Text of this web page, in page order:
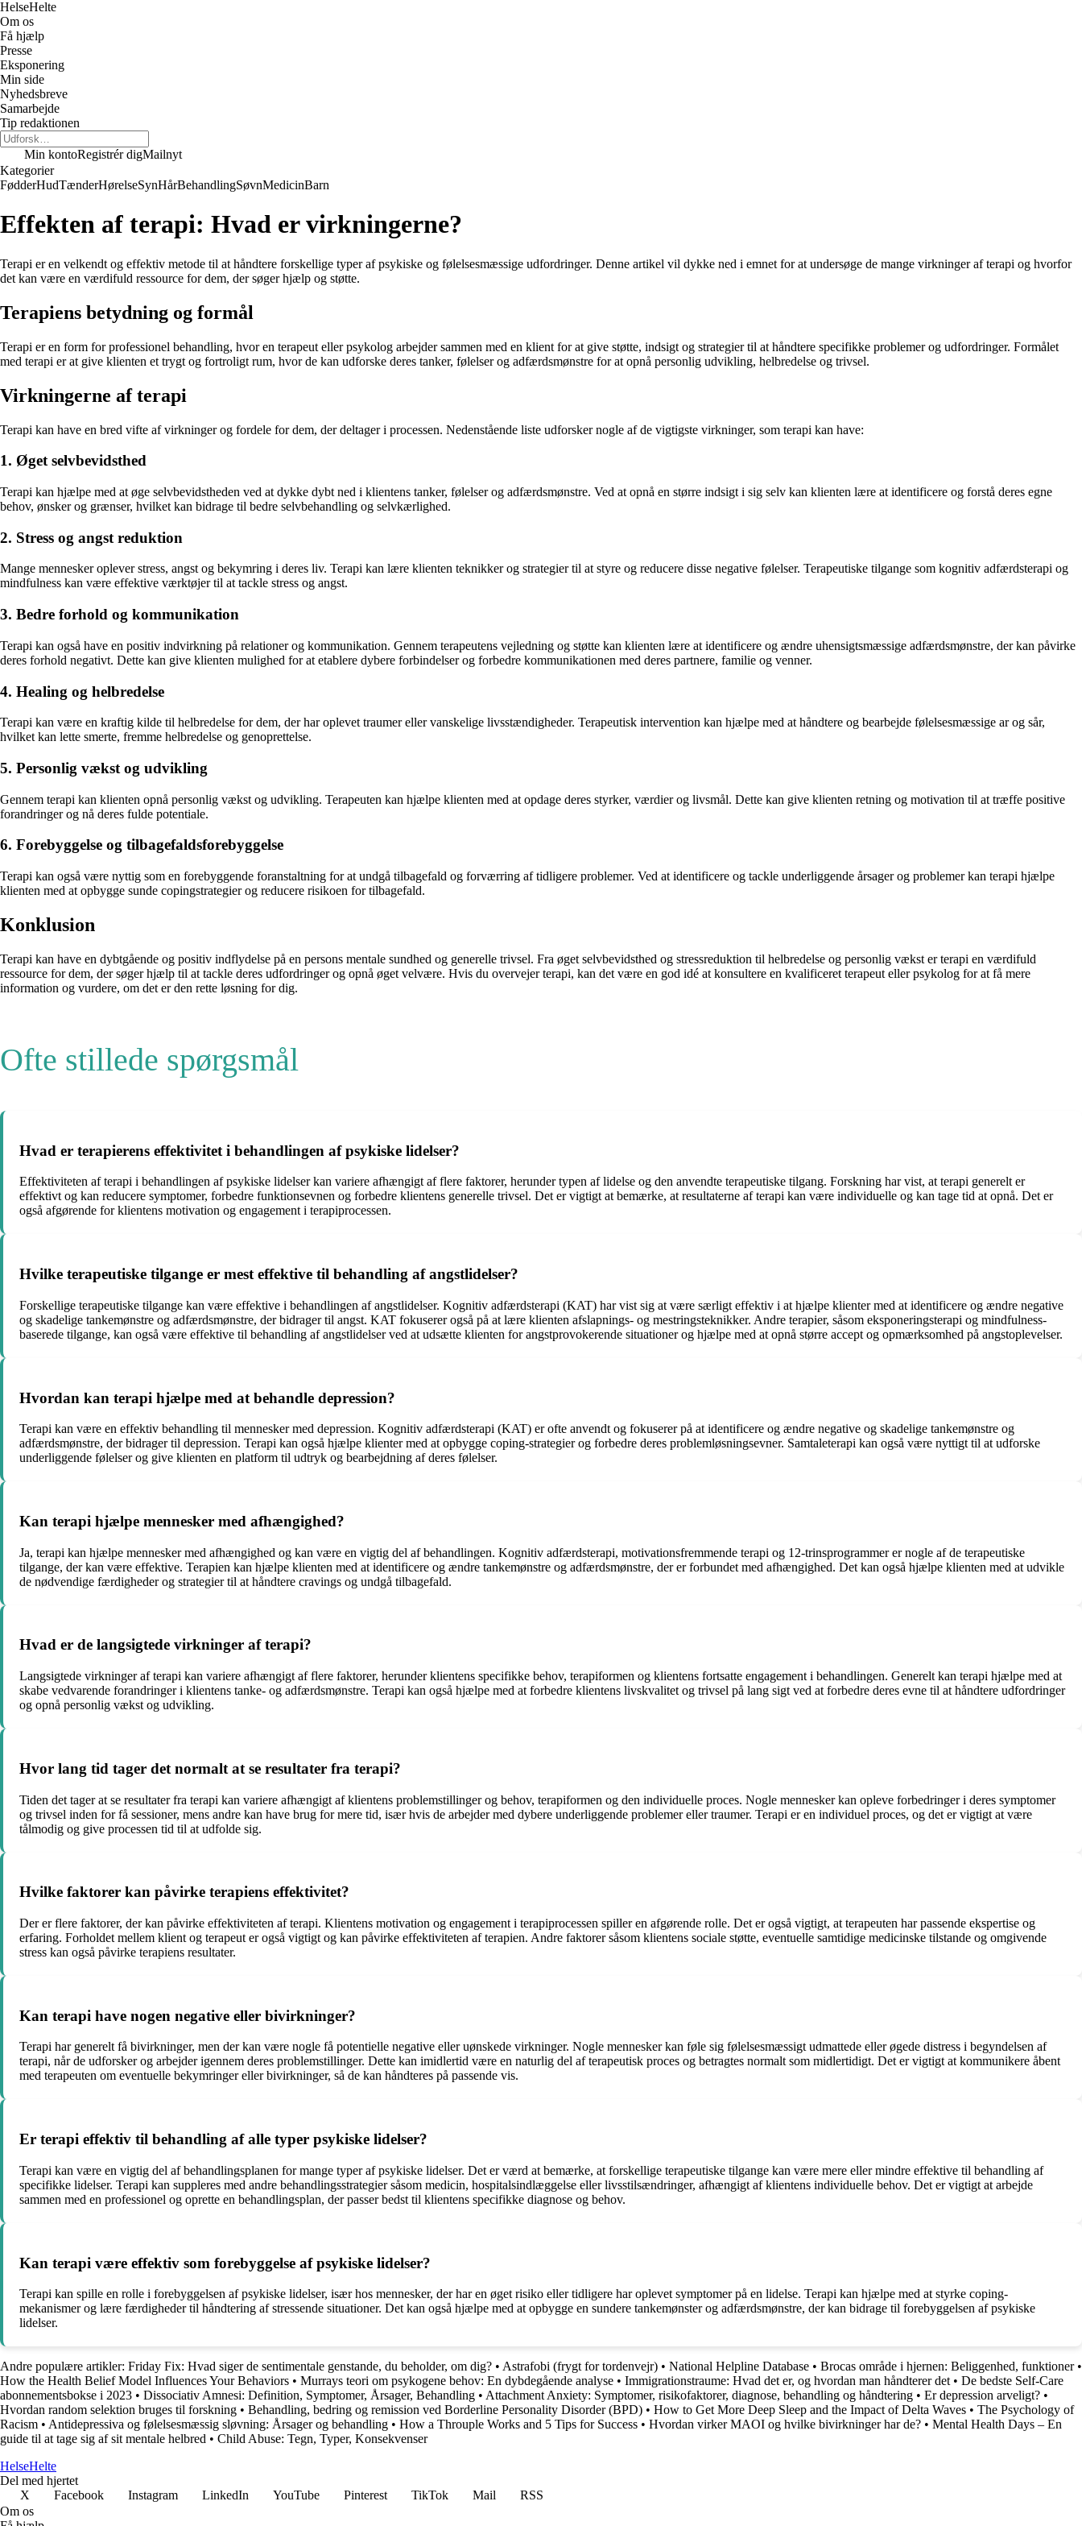
HelseHelte
Om os
Få hjælp
Presse
Eksponering
Min side
Nyhedsbreve
Samarbejde
Tip redaktionen
Min kontoRegistrér digMailnyt
Kategorier
FødderHudTænderHørelseSynHårBehandlingSøvnMedicinBarn
Effekten af terapi: Hvad er virkningerne?
Terapi er en velkendt og effektiv metode til at håndtere forskellige typer af psykiske og følelsesmæssige udfordringer. Denne artikel vil dykke ned i emnet for at undersøge de mange virkninger af terapi og hvorfor
det kan være en værdifuld ressource for dem, der søger hjælp og støtte.
Terapiens betydning og formål
Terapi er en form for professionel behandling, hvor en terapeut eller psykolog arbejder sammen med en klient for at give støtte, indsigt og strategier til at håndtere specifikke problemer og udfordringer. Formålet
med terapi er at give klienten et trygt og fortroligt rum, hvor de kan udforske deres tanker, følelser og adfærdsmønstre for at opnå personlig udvikling, helbredelse og trivsel.
Virkningerne af terapi
Terapi kan have en bred vifte af virkninger og fordele for dem, der deltager i processen. Nedenstående liste udforsker nogle af de vigtigste virkninger, som terapi kan have:
1. Øget selvbevidsthed
Terapi kan hjælpe med at øge selvbevidstheden ved at dykke dybt ned i klientens tanker, følelser og adfærdsmønstre. Ved at opnå en større indsigt i sig selv kan klienten lære at identificere og forstå deres egne
behov, ønsker og grænser, hvilket kan bidrage til bedre selvbehandling og selvkærlighed.
2. Stress og angst reduktion
Mange mennesker oplever stress, angst og bekymring i deres liv. Terapi kan lære klienten teknikker og strategier til at styre og reducere disse negative følelser. Terapeutiske tilgange som kognitiv adfærdsterapi og
mindfulness kan være effektive værktøjer til at tackle stress og angst.
3. Bedre forhold og kommunikation
Terapi kan også have en positiv indvirkning på relationer og kommunikation. Gennem terapeutens vejledning og støtte kan klienten lære at identificere og ændre uhensigtsmæssige adfærdsmønstre, der kan påvirke
deres forhold negativt. Dette kan give klienten mulighed for at etablere dybere forbindelser og forbedre kommunikationen med deres partnere, familie og venner.
4. Healing og helbredelse
Terapi kan være en kraftig kilde til helbredelse for dem, der har oplevet traumer eller vanskelige livsstændigheder. Terapeutisk intervention kan hjælpe med at håndtere og bearbejde følelsesmæssige ar og sår,
hvilket kan lette smerte, fremme helbredelse og genoprettelse.
5. Personlig vækst og udvikling
Gennem terapi kan klienten opnå personlig vækst og udvikling. Terapeuten kan hjælpe klienten med at opdage deres styrker, værdier og livsmål. Dette kan give klienten retning og motivation til at træffe positive
forandringer og nå deres fulde potentiale.
6. Forebyggelse og tilbagefaldsforebyggelse
Terapi kan også være nyttig som en forebyggende foranstaltning for at undgå tilbagefald og forværring af tidligere problemer. Ved at identificere og tackle underliggende årsager og problemer kan terapi hjælpe
klienten med at opbygge sunde copingstrategier og reducere risikoen for tilbagefald.
Konklusion
Terapi kan have en dybtgående og positiv indflydelse på en persons mentale sundhed og generelle trivsel. Fra øget selvbevidsthed og stressreduktion til helbredelse og personlig vækst er terapi en værdifuld
ressource for dem, der søger hjælp til at tackle deres udfordringer og opnå øget velvære. Hvis du overvejer terapi, kan det være en god idé at konsultere en kvalificeret terapeut eller psykolog for at få mere
information og vurdere, om det er den rette løsning for dig.
Ofte stillede spørgsmål
Hvad er terapierens effektivitet i behandlingen af psykiske lidelser?
Effektiviteten af ​​terapi i behandlingen af psykiske lidelser kan variere afhængigt af flere faktorer, herunder typen af ​​lidelse og den anvendte terapeutiske tilgang. Forskning har vist, at terapi generelt er
effektivt og kan reducere symptomer, forbedre funktionsevnen og forbedre klientens generelle trivsel. Det er vigtigt at bemærke, at resultaterne af terapi kan være individuelle og kan tage tid at opnå. Det er
også afgørende for klientens motivation og engagement i terapiprocessen.
Hvilke terapeutiske tilgange er mest effektive til behandling af angstlidelser?
Forskellige terapeutiske tilgange kan være effektive i behandlingen af angstlidelser. Kognitiv adfærdsterapi (KAT) har vist sig at være særligt effektiv i at hjælpe klienter med at identificere og ændre negative
og skadelige tankemønstre og adfærdsmønstre, der bidrager til angst. KAT fokuserer også på at lære klienten afslapnings- og mestringsteknikker. Andre terapier, såsom eksponeringsterapi og mindfulness-
baserede tilgange, kan også være effektive til behandling af angstlidelser ved at udsætte klienten for angstprovokerende situationer og hjælpe med at opnå større accept og opmærksomhed på angstoplevelser.
Hvordan kan terapi hjælpe med at behandle depression?
Terapi kan være en effektiv behandling til mennesker med depression. Kognitiv adfærdsterapi (KAT) er ofte anvendt og fokuserer på at identificere og ændre negative og skadelige tankemønstre og
adfærdsmønstre, der bidrager til depression. Terapi kan også hjælpe klienter med at opbygge coping-strategier og forbedre deres problemløsningsevner. Samtaleterapi kan også være nyttigt til at udforske
underliggende følelser og give klienten en platform til udtryk og bearbejdning af deres følelser.
Kan terapi hjælpe mennesker med afhængighed?
Ja, terapi kan hjælpe mennesker med afhængighed og kan være en vigtig del af behandlingen. Kognitiv adfærdsterapi, motivationsfremmende terapi og 12-trinsprogrammer er nogle af de terapeutiske
tilgange, der kan være effektive. Terapien kan hjælpe klienten med at identificere og ændre tankemønstre og adfærdsmønstre, der er forbundet med afhængighed. Det kan også hjælpe klienten med at udvikle
de nødvendige færdigheder og strategier til at håndtere cravings og undgå tilbagefald.
Hvad er de langsigtede virkninger af terapi?
Langsigtede virkninger af terapi kan variere afhængigt af flere faktorer, herunder klientens specifikke behov, terapiformen og klientens fortsatte engagement i behandlingen. Generelt kan terapi hjælpe med at
skabe vedvarende forandringer i klientens tanke- og adfærdsmønstre. Terapi kan også hjælpe med at forbedre klientens livskvalitet og trivsel på lang sigt ved at forbedre deres evne til at håndtere udfordringer
og opnå personlig vækst og udvikling.
Hvor lang tid tager det normalt at se resultater fra terapi?
Tiden det tager at se resultater fra terapi kan variere afhængigt af klientens problemstillinger og behov, terapiformen og den individuelle proces. Nogle mennesker kan opleve forbedringer i deres symptomer
og trivsel inden for få sessioner, mens andre kan have brug for mere tid, især hvis de arbejder med dybere underliggende problemer eller traumer. Terapi er en individuel proces, og det er vigtigt at være
tålmodig og give processen tid til at udfolde sig.
Hvilke faktorer kan påvirke terapiens effektivitet?
Der er flere faktorer, der kan påvirke effektiviteten af ​​terapi. Klientens motivation og engagement i terapiprocessen spiller en afgørende rolle. Det er også vigtigt, at terapeuten har passende ekspertise og
erfaring. Forholdet mellem klient og terapeut er også vigtigt og kan påvirke effektiviteten af ​​terapien. Andre faktorer såsom klientens sociale støtte, eventuelle samtidige medicinske tilstande og omgivende
stress kan også påvirke terapiens resultater.
Kan terapi have nogen negative eller bivirkninger?
Terapi har generelt få bivirkninger, men der kan være nogle få potentielle negative eller uønskede virkninger. Nogle mennesker kan føle sig følelsesmæssigt udmattede eller øgede distress i begyndelsen af ​​
terapi, når de udforsker og arbejder igennem deres problemstillinger. Dette kan imidlertid være en naturlig del af terapeutisk proces og betragtes normalt som midlertidigt. Det er vigtigt at kommunikere åbent
med terapeuten om eventuelle bekymringer eller bivirkninger, så de kan håndteres på passende vis.
Er terapi effektiv til behandling af alle typer psykiske lidelser?
Terapi kan være en vigtig del af behandlingsplanen for mange typer af psykiske lidelser. Det er værd at bemærke, at forskellige terapeutiske tilgange kan være mere eller mindre effektive til behandling af
specifikke lidelser. Terapi kan suppleres med andre behandlingsstrategier såsom medicin, hospitalsindlæggelse eller livsstilsændringer, afhængigt af klientens individuelle behov. Det er vigtigt at arbejde
sammen med en professionel og oprette en behandlingsplan, der passer bedst til klientens specifikke diagnose og behov.
Kan terapi være effektiv som forebyggelse af psykiske lidelser?
Terapi kan spille en rolle i forebyggelsen af psykiske lidelser, især hos mennesker, der har en øget risiko eller tidligere har oplevet symptomer på en lidelse. Terapi kan hjælpe med at styrke coping-
mekanismer og lære færdigheder til håndtering af stressende situationer. Det kan også hjælpe med at opbygge en sundere tankemønster og adfærdsmønstre, der kan bidrage til forebyggelsen af psykiske
lidelser.
Andre populære artikler: Friday Fix: Hvad siger de sentimentale genstande, du beholder, om dig? • Astrafobi (frygt for tordenvejr) • National Helpline Database • Brocas område i hjernen: Beliggenhed, funktioner•
How the Health Belief Model Influences Your Behaviors • Murrays teori om psykogene behov: En dybdegående analyse • Immigrationstraume: Hvad det er, og hvordan man håndterer det • De bedste Self-Care
abonnementsbokse i 2023 • Dissociativ Amnesi: Definition, Symptomer, Årsager, Behandling • Attachment Anxiety: Symptomer, risikofaktorer, diagnose, behandling og håndtering • Er depression arveligt? •
Hvordan random selektion bruges til forskning • Behandling, bedring og remission ved Borderline Personality Disorder (BPD) • How to Get More Deep Sleep and the Impact of Delta Waves • The Psychology of
Racism • Antidepressiva og følelsesmæssig sløvning: Årsager og behandling • How a Throuple Works and 5 Tips for Success • Hvordan virker MAOI og hvilke bivirkninger har de? • Mental Health Days – En
guide til at tage sig af sit mentale helbred • Child Abuse: Tegn, Typer, Konsekvenser
HelseHelte
Del med hjertet
X
Facebook Instagram LinkedIn YouTube Pinterest TikTok Mail
RSS
Om os